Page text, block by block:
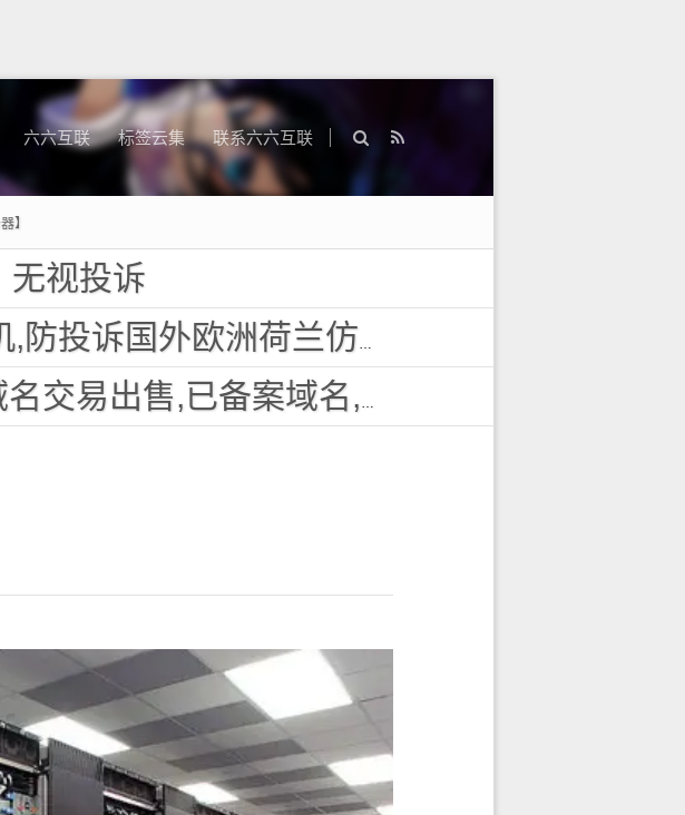
六六互联 标签云集 联系六六互联
】
无视投诉
仿牌服务器外贸抗投诉vps主机空间
,百度权重高pr域名,百度搜狗收录域名